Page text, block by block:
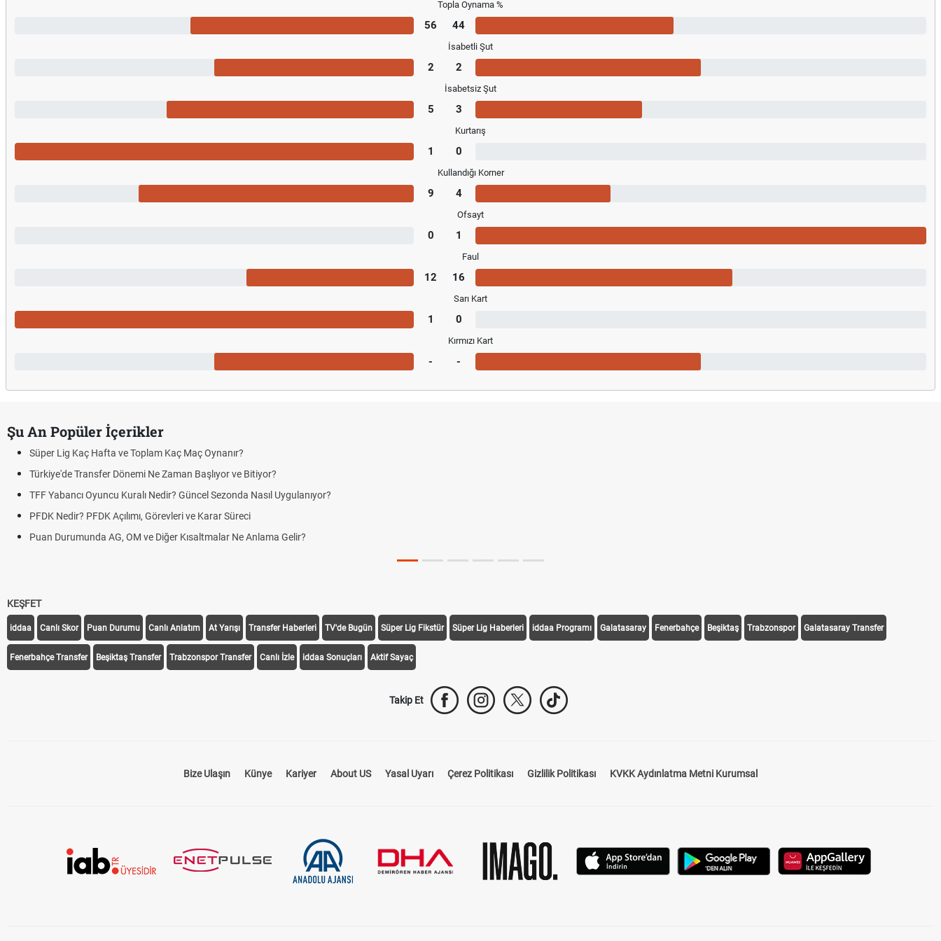
Topla Oynama %
56 44
İsabetli Şut
2 2
İsabetsiz Şut
5 3
Kurtarış
1 0
Kullandığı Korner
9 4
Ofsayt
0 1
Faul
12 16
Sarı Kart
1 0
Kırmızı Kart
- -
Şu An Popüler İçerikler
Süper Lig Kaç Hafta ve Toplam Kaç Maç Oynanır?
Türkiye'de Transfer Dönemi Ne Zaman Başlıyor ve Bitiyor?
TFF Yabancı Oyuncu Kuralı Nedir? Güncel Sezonda Nasıl Uygulanıyor?
PFDK Nedir? PFDK Açılımı, Görevleri ve Karar Süreci
Puan Durumunda AG, OM ve Diğer Kısaltmalar Ne Anlama Gelir?
KEŞFET
iddaa Canlı Skor Puan Durumu Canlı Anlatım At Yarışı Transfer Haberleri TV'de Bugün Süper Lig Fikstür Süper Lig Haberleri iddaa Programı Galatasaray Fenerbahçe Beşiktaş Trabzonspor Galatasaray Transfer
Fenerbahçe Transfer Beşiktaş Transfer Trabzonspor Transfer Canlı İzle iddaa Sonuçları Aktif Sayaç
Takip Et
Bize Ulaşın Künye Kariyer About US Yasal Uyarı Çerez Politikası Gizlilik Politikası KVKK Aydınlatma Metni Kurumsal